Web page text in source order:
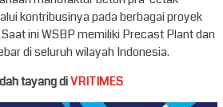
kontribusinya pada berbagai proyek
ini WSBP memiliki Precast Plant dan
di seluruh wilayah Indonesia.
tayang diVRITIMES